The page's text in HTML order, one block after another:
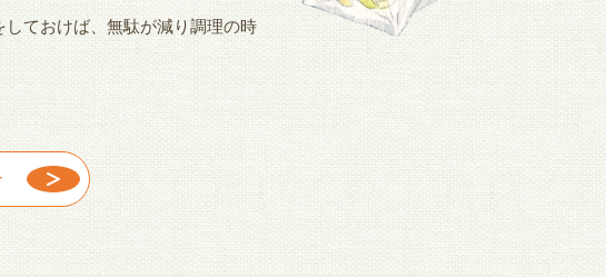
ておけば、無駄が減り調理の時